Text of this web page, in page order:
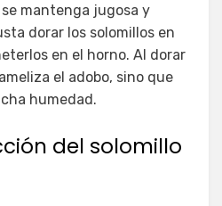
mantenga jugosa y
dorar los solomillos en
en el horno. Al dorar
el adobo, sino que
humedad.
del solomillo